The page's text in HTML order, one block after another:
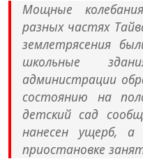
Мощные
разных частях
землетрясения
школьные
администрации
состоянию на
детский сад
нанесен ущерб,
приостановке